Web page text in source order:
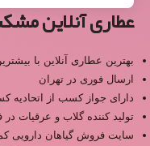
عطاری آنلاین
بهترین عطاری آنلاین با
ارسال فوری در تهران
دارای جواز کسب از اتحادیه
تولید کننده گلاب و عرقیات
سایت فروش گیاهان دارویی